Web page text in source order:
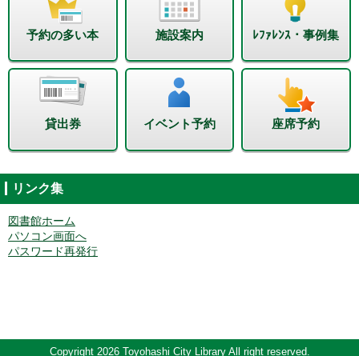
予約の多い本 施設案内 ﾚﾌｧﾚﾝｽ・事例集
貸出券 イベント予約 座席予約
リンク集
図書館ホーム
パソコン画面へ
パスワード再発行
Copyright 2026 Toyohashi City Library All right reserved.